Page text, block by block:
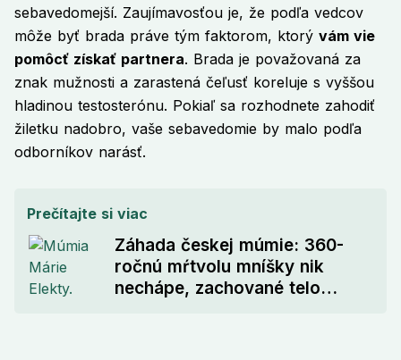
sebavedomejší. Zaujímavosťou je, že podľa vedcov
môže byť brada práve tým faktorom, ktorý vám vie
pomôcť získať partnera. Brada je považovaná za
znak mužnosti a zarastená čeľusť koreluje s vyššou
hladinou testosterónu. Pokiaľ sa rozhodnete zahodiť
žiletku nadobro, vaše sebavedomie by malo podľa
odborníkov narásť.
Prečítajte si viac
Záhada českej múmie: 360-
ročnú mŕtvolu mníšky nik
nechápe, zachované telo